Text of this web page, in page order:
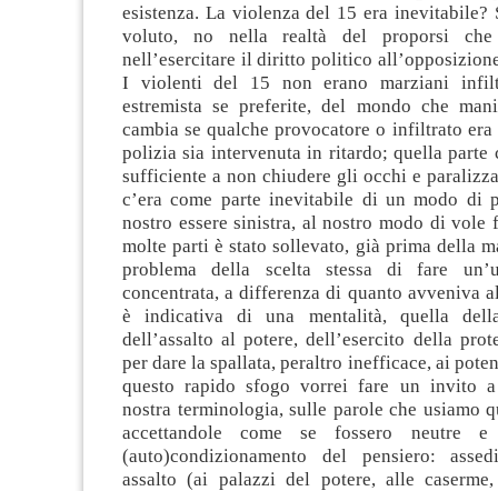
esistenza. La violenza del 15 era inevitabile?
voluto, no nella realtà del proporsi
nell’esercitare il diritto politico
I violenti del 15 non erano marziani
estremista se preferite, del mondo che
cambia se qualche provocatore o infiltrato era
polizia sia intervenuta in ritardo; quella parte
sufficiente a non chiudere gli occhi e
c’era come parte inevitabile di un modo di
nostro essere sinistra, al nostro modo di vole
molte parti è stato sollevato, già prima della
problema della scelta stessa di fare
concentrata, a differenza di quanto avveniva
è indicativa di una mentalità, quella
dell’assalto al potere, dell’esercito della
per dare la spallata, peraltro inefficace, ai
questo rapido sfogo vorrei fare un invito
nostra terminologia, sulle parole che usiamo
accettandole come se fossero neutre
(auto)condizionamento del pensiero:
assalto (ai palazzi del potere, alle